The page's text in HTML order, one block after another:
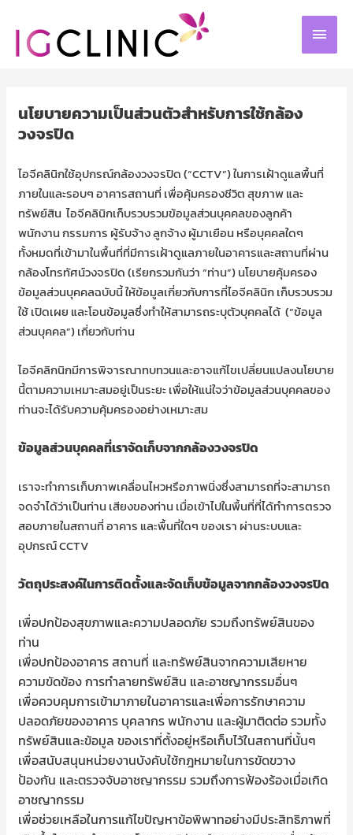
content
MAIN
นโยบายความเป็นส่วนตัวสำหรับการใช้กล้อง
วงจรปิด
ไอจีคลินิกใช้อุปกรณ์กล้องวงจรปิด (“CCTV”) ในการเฝ้าดูแลพื้นที่
ภายในและรอบๆ อาคารสถานที่ เพื่อคุ้มครองชีวิต สุขภาพ และ
ทรัพย์สิน ไอจีคลินิกเก็บรวบรวมข้อมูลส่วนบุคคลของลูกค้า
พนักงาน กรรมการ ผู้รับจ้าง ลูกจ้าง ผู้มาเยือน หรือบุคคลใดๆ
ทั้งหมดที่เข้ามาในพื้นที่ที่มีการเฝ้าดูแลภายในอาคารและสถานที่ผ่าน
กล้องโทรทัศน์วงจรปิด (เรียกรวมกันว่า “ท่าน”) นโยบายคุ้มครอง
ข้อมูลส่วนบุคคลฉบับนี้ ให้ข้อมูลเกี่ยวกับการที่ไอจีคลินิก เก็บรวบรวม
ใช้ เปิดเผย และโอนข้อมูลซึ่งทำให้สามารถระบุตัวบุคคลได้ (“ข้อมูล
ส่วนบุคคล”) เกี่ยวกับท่าน
ไอจีคลิกนิกมีการพิจารณาทบทวนและอาจแก้ไขเปลี่ยนแปลงนโยบาย
นี้ตามความเหมาะสมอยู่เป็นระยะ เพื่อให้แน่ใจว่าข้อมูลส่วนบุคคลของ
ท่านจะได้รับความคุ้มครองอย่างเหมาะสม
ข้อมูลส่วนบุคคลที่เราจัดเก็บจากกล้องวงจรปิด
เราจะทำการเก็บภาพเคลื่อนไหวหรือภาพนิ่งซึ่งสามารถที่จะสามารถ
จดจำได้ว่าเป็นท่าน เสียงของท่าน เมื่อเข้าไปในพื้นที่ที่ได้ทำการตรวจ
สอบภายในสถานที่ อาคาร และพื้นที่ใดๆ ของเรา ผ่านระบบและ
อุปกรณ์ CCTV
วัตถุประสงค์ในการติดตั้งและจัดเก็บข้อมูลจากกล้องวงจรปิด
เพื่อปกป้องสุขภาพและความปลอดภัย รวมถึงทรัพย์สินของ
ท่าน
เพื่อปกป้องอาคาร สถานที่ และทรัพย์สินจากความเสียหาย
ความขัดข้อง การทำลายทรัพย์สิน และอาชญากรรมอื่นๆ
เพื่อควบคุมการเข้ามาภายในอาคารและเพื่อการรักษาความ
ปลอดภัยของอาคาร บุคลากร พนักงาน และผู้มาติดต่อ รวมทั้ง
ทรัพย์สินและข้อมูล ของเราที่ตั้งอยู่หรือเก็บไว้ในสถานที่นั้นๆ
เพื่อสนับสนุนหน่วยงานบังคับใช้กฎหมายในการขัดขวาง
ป้องกัน และตรวจจับอาชญากรรม รวมถึงการฟ้องร้องเมื่อเกิด
อาชญากรรม
เพื่อช่วยเหลือในการแก้ไขปัญหาข้อพิพาทอย่างมีประสิทธิภาพที่